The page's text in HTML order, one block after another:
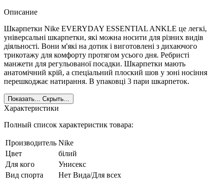
Описание
Шкарпетки Nike EVERYDAY ESSENTIAL ANKLE це легкі,
універсальні шкарпетки, які можна носити для різних видів
діяльності. Вони м'які на дотик і виготовлені з дихаючого
трикотажу для комфорту протягом усього дня. Ребристі
манжети для регульованої посадки. Шкарпетки мають
анатомічний крій, а спеціальний плоский шов у зоні носіння
перешкоджає натирання. В упаковці 3 пари шкарпеток.
Показать... Скрыть...
Характеристики
Полный список характеристик товара:
Производитель Nike
Цвет
білий
Для кого
Унисекс
Вид спорта
Нет Вида/Для всех